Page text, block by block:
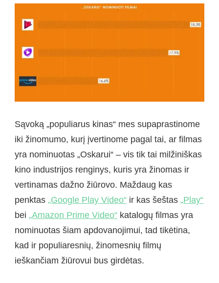
Sąvoką „populiarus kinas“ mes supaprastinome
iki žinomumo, kurį įvertinome pagal tai, ar filmas
yra nominuotas „Oskarui“ – vis tik tai milžiniškas
kino industrijos renginys, kuris yra žinomas ir
vertinamas dažno žiūrovo. Maždaug kas
penktas „Google Play Video“ ir kas šeštas „Play“
bei „Amazon Prime Video“ katalogų filmas yra
nominuotas šiam apdovanojimui, tad tikėtina,
kad ir populiaresnių, žinomesnių filmų
ieškančiam žiūrovui bus girdėtas.